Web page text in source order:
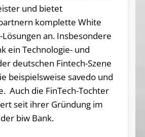
und bietet
komplette White
Lösungen an. Insbesondere
ein Technologie- und
deutschen Fintech-Szene
beispielsweise savedo und
Auch die FinTech-Tochter
seit ihrer Gründung im
biw Bank.